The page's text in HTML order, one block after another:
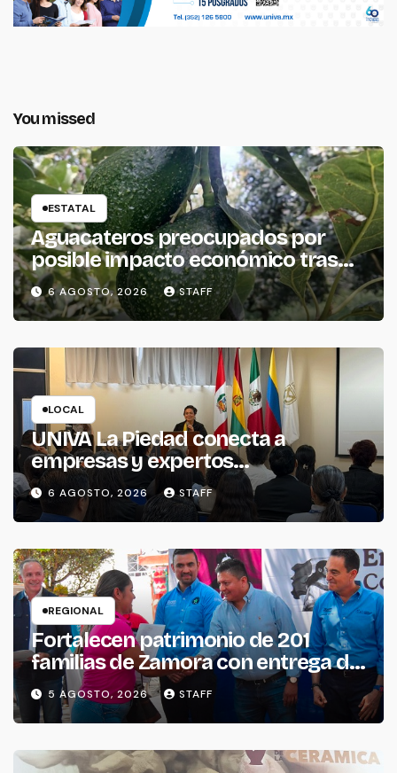
You missed
ESTATAL
Aguacateros preocupados por
posible impacto económico tras
alerta de Estados Unidos
6 AGOSTO, 2026 STAFF
LOCAL
UNIVA La Piedad conecta a
empresas y expertos
internacionales para impulsar la
productividad empresarial
6 AGOSTO, 2026 STAFF
REGIONAL
Fortalecen patrimonio de 201
familias de Zamora con entrega de
escrituras
5 AGOSTO, 2026 STAFF